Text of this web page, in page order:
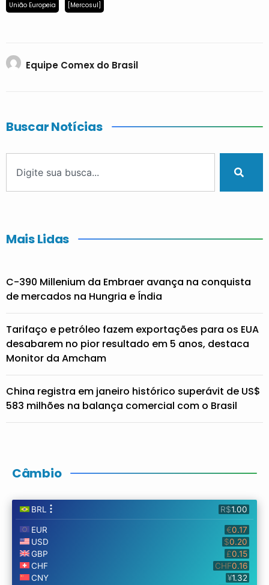
União Europeia [Mercosul]
Equipe Comex do Brasil
Buscar Notícias
Mais Lidas
C-390 Millenium da Embraer avança na conquista
de mercados na Hungria e Índia
Tarifaço e petróleo fazem exportações para os EUA
desabarem no pior resultado em 5 anos, destaca
Monitor da Amcham
China registra em janeiro histórico superávit de US$
583 milhões na balança comercial com o Brasil
Câmbio